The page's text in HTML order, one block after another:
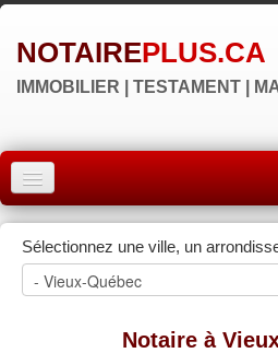
NOTAIREPLUS.CA
IMMOBILIER | TESTAMENT |
ACCUEIL
MONTRÉAL
QUÉBEC
Sélectionnez une ville, un
Notaire à